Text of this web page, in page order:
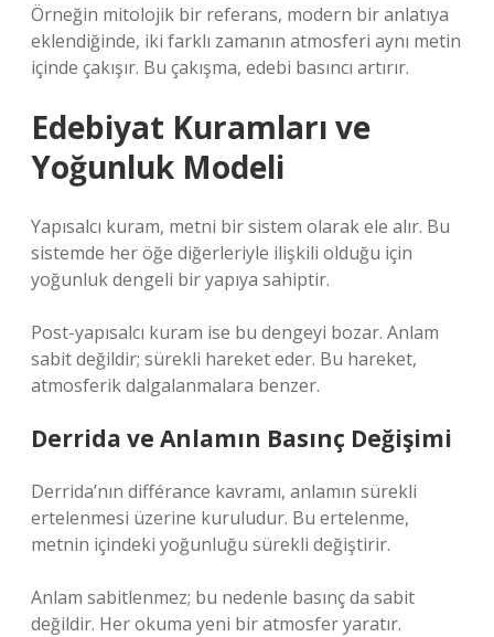
Örneğin mitolojik bir referans, modern bir anlatıya
eklendiğinde, iki farklı zamanın atmosferi aynı metin
içinde çakışır. Bu çakışma, edebi basıncı artırır.
Edebiyat Kuramları ve
Yoğunluk Modeli
Yapısalcı kuram, metni bir sistem olarak ele alır. Bu
sistemde her öğe diğerleriyle ilişkili olduğu için
yoğunluk dengeli bir yapıya sahiptir.
Post-yapısalcı kuram ise bu dengeyi bozar. Anlam
sabit değildir; sürekli hareket eder. Bu hareket,
atmosferik dalgalanmalara benzer.
Derrida ve Anlamın Basınç Değişimi
Derrida’nın différance kavramı, anlamın sürekli
ertelenmesi üzerine kuruludur. Bu ertelenme,
metnin içindeki yoğunluğu sürekli değiştirir.
Anlam sabitlenmez; bu nedenle basınç da sabit
değildir. Her okuma yeni bir atmosfer yaratır.